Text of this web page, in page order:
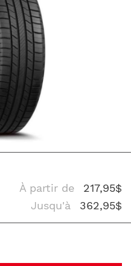
À partir de
217,95$
Jusqu'à
362,95$